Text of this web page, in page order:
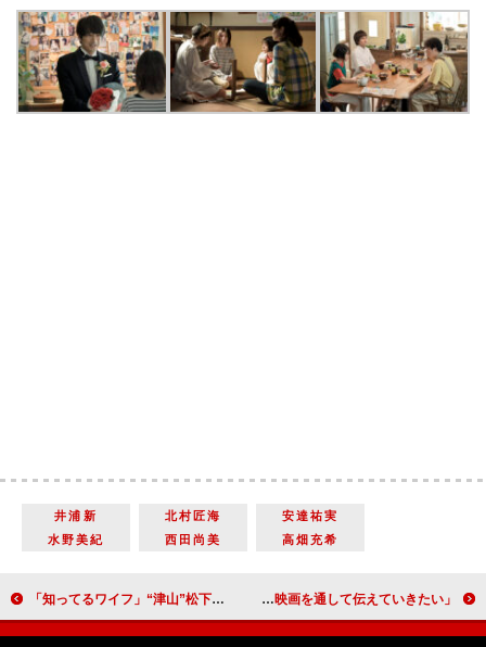
井浦新 北村匠海
安達祐実
水野美紀
西田尚美 高畑充希
「知ってるワイフ」“津山”松下洸平に「キュン過ぎる」 “元春”大倉忠義には「駄目駄目だけど好き」と反響 吉永小百合、初の医師役に「志願した」 「命の大切さを、映画を通して伝えていきたい」